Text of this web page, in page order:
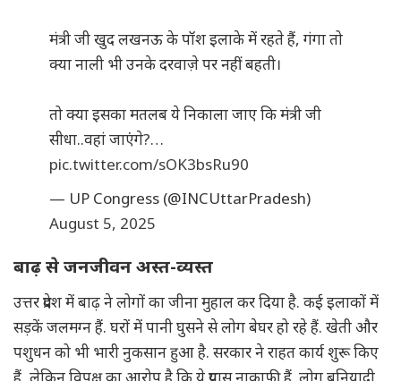
मंत्री जी खुद लखनऊ के पॉश इलाके में रहते हैं, गंगा तो
क्या नाली भी उनके दरवाज़े पर नहीं बहती।
तो क्या इसका मतलब ये निकाला जाए कि मंत्री जी
सीधा..वहां जाएंगे?…
pic.twitter.com/sOK3bsRu90
— UP Congress (@INCUttarPradesh)
August 5, 2025
बाढ़ से जनजीवन अस्त-व्यस्त
उत्तर प्रदेश में बाढ़ ने लोगों का जीना मुहाल कर दिया है. कई इलाकों में
सड़कें जलमग्न हैं. घरों में पानी घुसने से लोग बेघर हो रहे हैं. खेती और
पशुधन को भी भारी नुकसान हुआ है. सरकार ने राहत कार्य शुरू किए